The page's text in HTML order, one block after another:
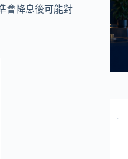
會降息後可能對